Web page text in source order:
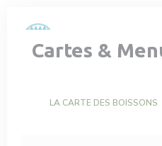
Cartes &
LA CARTE DES BOISSONS